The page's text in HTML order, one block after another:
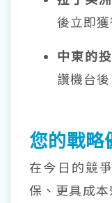
後立即
中東的
讚機台後
您的戰略
在今日的競
保、更具成